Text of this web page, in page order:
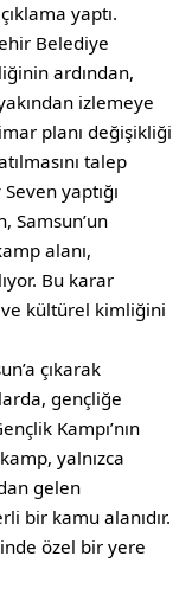
yaptı.
Belediye
ardından,
izlemeye
planı değişikliği
talep
yaptığı
Samsun’un
alanı,
Bu karar
ve kültürel kimliğini
çıkarak
gençliğe
Kampı’nın
yalnızca
gelen
bir kamu alanıdır.
özel bir yere